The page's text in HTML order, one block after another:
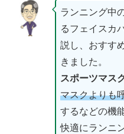
ランニング中
るフェイスカ
説し、おすす
きました。
スポーツマス
マスクよりも
するなどの機
快適にランニ